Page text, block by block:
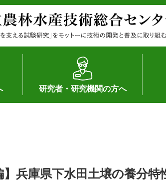
研究者・研究機関の方へ
研究者の紹介
シーズ研究の成果
産学官連携
知的財産の保有状況（特許）
知的財産の保有状況（品種）
研究員の受入
研究活動不正行為への対応
公的研究資金への対応 作
畜
森
病
食
水
作
病
畜
水
バ
食
森
】兵庫県下水田土壌の養分